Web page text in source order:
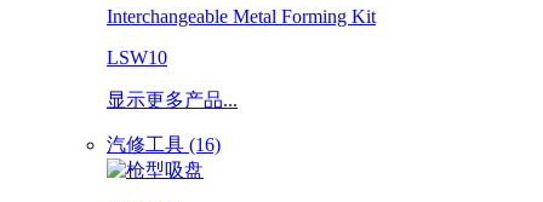
Interchangeable Metal Forming Kit
LSW10
显示更多产品...
汽修工具 (16)